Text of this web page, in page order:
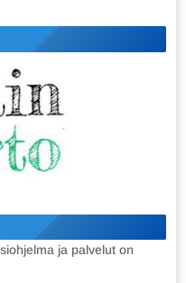
ja palvelut on